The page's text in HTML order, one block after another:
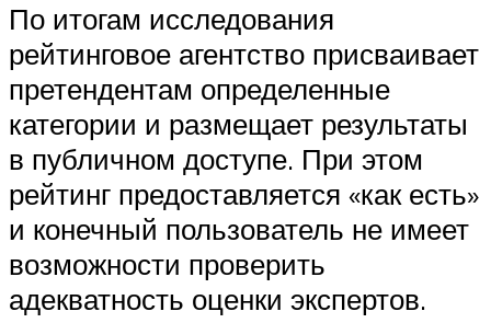
По итогам исследования
рейтинговое агентство присваивает
претендентам определенные
категории и размещает результаты
в публичном доступе. При этом
рейтинг предоставляется «как есть»
и конечный пользователь не имеет
возможности проверить
адекватность оценки экспертов.